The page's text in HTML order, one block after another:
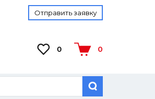
Отправить заявку
0 0